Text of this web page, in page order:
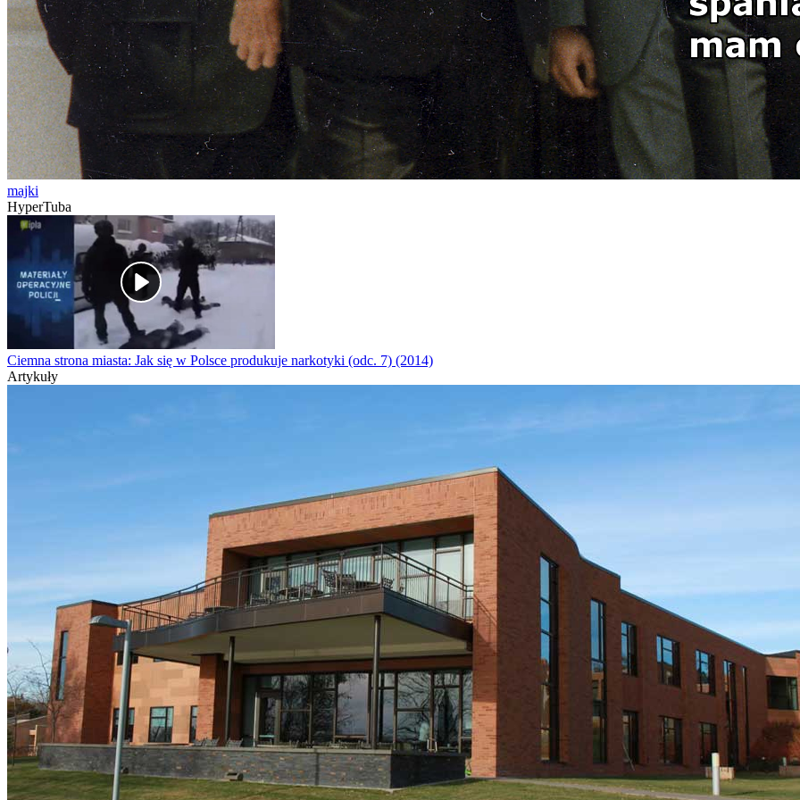
majki
HyperTuba
Ciemna strona miasta: Jak się w Polsce produkuje narkotyki (odc. 7) (2014)
Artykuły